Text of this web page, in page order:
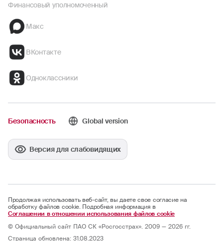
Финансовый уполномоченный
Макс
ВКонтакте
Одноклассники
Безопасность Global version
Версия для слабовидящих
Продолжая использовать веб-сайт, вы даете свое согласие на
обработку файлов cookie. Подробная информация в
Соглашении в отношении использования файлов cookie
© Официальный сайт ПАО СК «Росгосстрах». 2009 — 2026 гг.
Страница обновлена: 31.08.2023